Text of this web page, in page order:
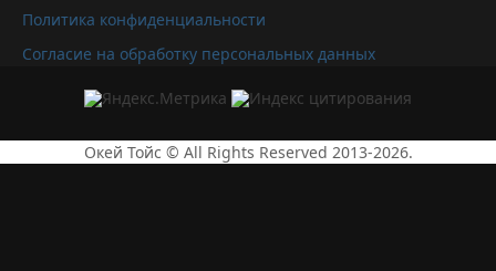
Политика конфиденциальности
Согласие на обработку персональных данных
Окей Тойс © All Rights Reserved 2013-2026.